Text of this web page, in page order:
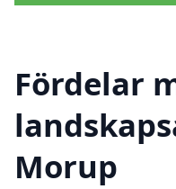
Fördelar
Morup